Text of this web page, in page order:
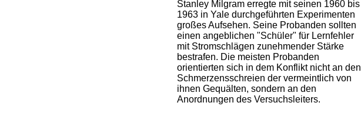
Stanley Milgram erregte mit seinen 1960 bis
1963 in Yale durchgeführten Experimenten
großes Aufsehen. Seine Probanden sollten
einen angeblichen "Schüler" für Lernfehler
mit Stromschlägen zunehmender Stärke
bestrafen. Die meisten Probanden
orientierten sich in dem Konflikt nicht an den
Schmerzensschreien der vermeintlich von
ihnen Gequälten, sondern an den
Anordnungen des Versuchsleiters.